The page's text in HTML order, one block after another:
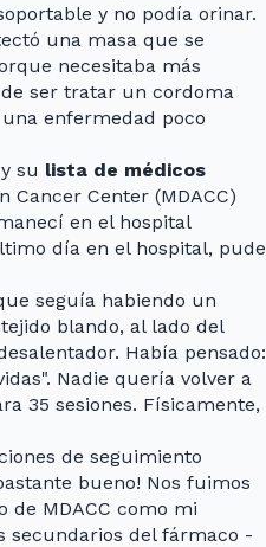
y no podía orinar.
una masa que se
necesitaba más
ser tratar un cordoma
enfermedad poco
su lista de médicos
Cancer Center (MDACC)
en el hospital
día en el hospital, pude
seguía habiendo un
blando, al lado del
Había pensado:
Nadie quería volver a
35 sesiones. Físicamente,
de seguimiento
bueno! Nos fuimos
de MDACC como mi
secundarios del fármaco -